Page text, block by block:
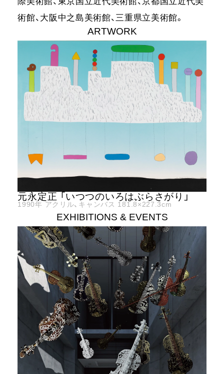
術館、大阪中之島美術館、三重県立美術館。
ARTWORK
元永定正 「いつつのいろはぶらさがり」
1990年 アクリル、キャンバス 181.8×227.3cm
EXHIBITIONS & EVENTS